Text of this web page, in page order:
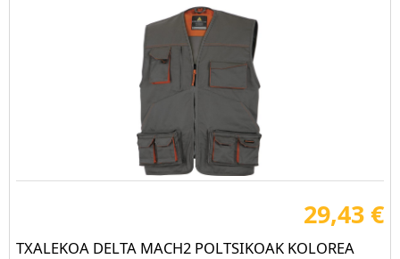
29,43 €
TXALEKOA DELTA MACH2 POLTSIKOAK KOLOREA